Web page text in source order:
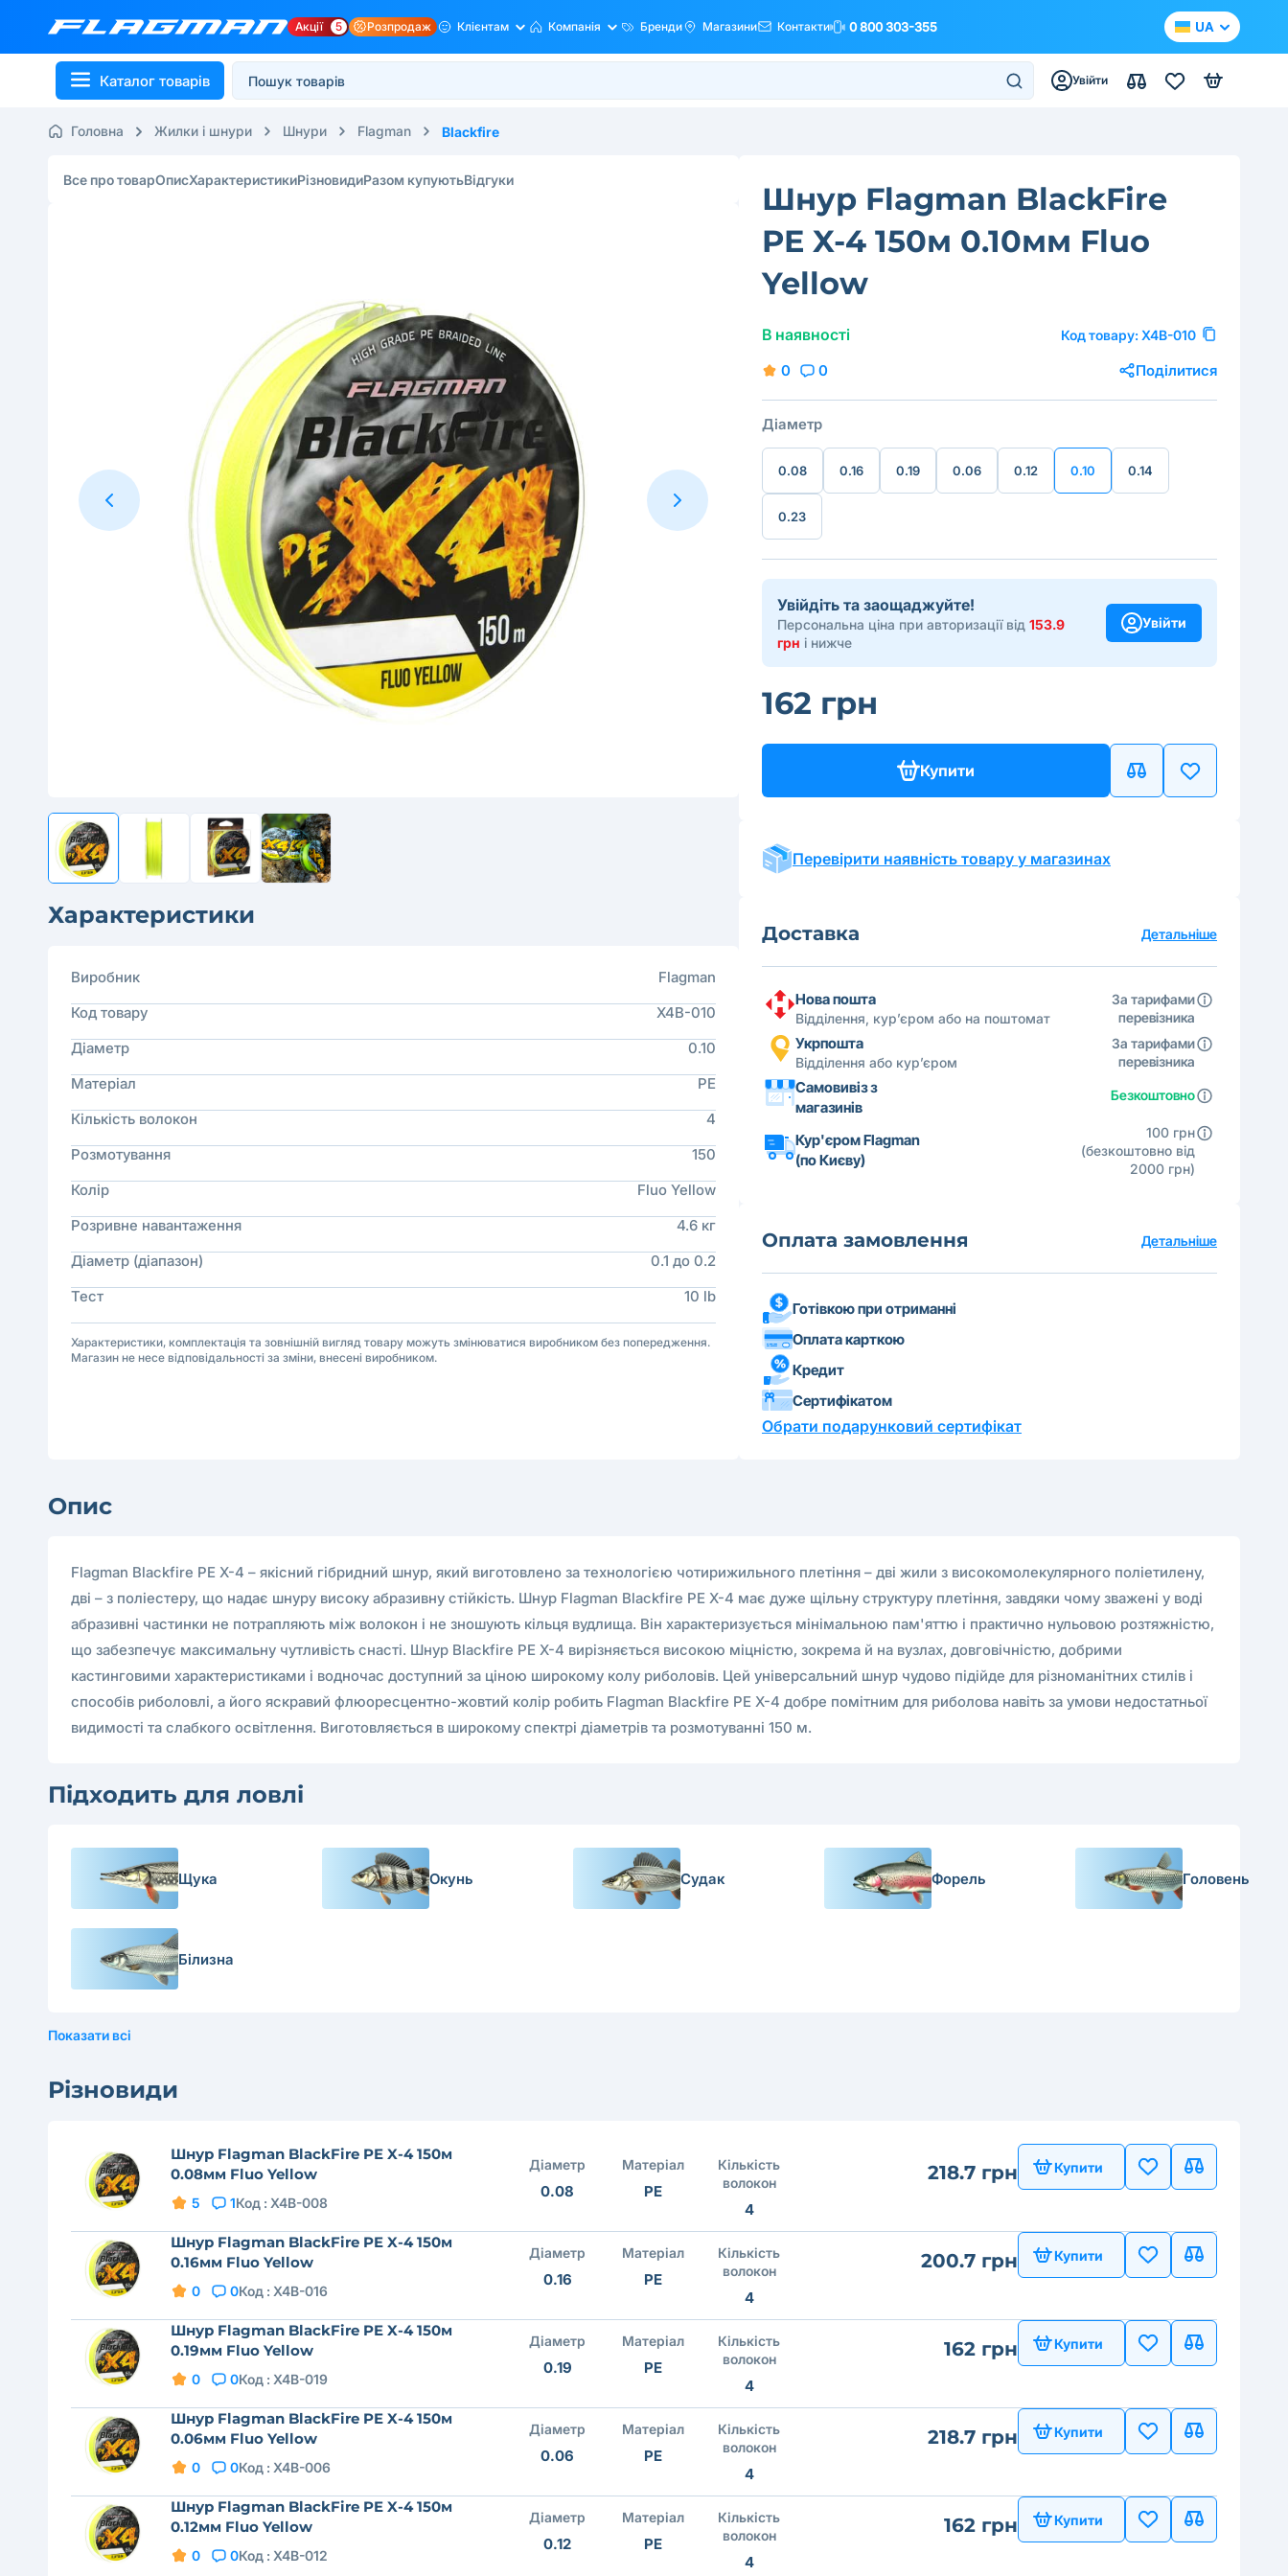
Акції 5 Розпродаж Клієнтам Компанія Бренди Магазини Контакти 0 800 303-355 UA
Каталог товарів Увійти
Головна Жилки і шнури Шнури Flagman Blackfire
Все про товарОписХарактеристикиРізновидиРазом купуютьВідгуки
Характеристики
Виробник
Flagman
Код товару
X4B-010
Діаметр
0.10
Матеріал
PE
Кількість волокон
4
Розмотування
150
Колір
Fluo Yellow
Розривне навантаження
4.6 кг
Діаметр (діапазон)
0.1 до 0.2
Тест
10 lb
Характеристики, комплектація та зовнішній вигляд товару можуть змінюватися виробником без попередження.
Магазин не несе відповідальності за зміни, внесені виробником.
Шнур Flagman BlackFire
PE X-4 150м 0.10мм Fluo
Yellow
В наявності Код товару: X4B-010
0 0 Поділитися
Діаметр
0.08 0.16 0.19 0.06 0.12 0.10 0.14
0.23
Увійдіть та заощаджуйте!
Персональна ціна при авторизації від 153.9
грн і нижче
Увійти
162 грн
Купити
Перевірити наявність товару у магазинах
Доставка Детальніше
Нова пошта
Відділення, кур’єром або на поштомат
За тарифами
перевізника
Укрпошта
Відділення або кур’єром
За тарифами
перевізника
Самовивіз з
магазинів
Безкоштовно
Кур'єром Flagman
(по Києву)
100 грн
(безкоштовно від
2000 грн)
Оплата замовлення Детальніше
Готівкою при отриманні
Оплата карткою
Кредит
Сертифікатом
Обрати подарунковий сертифікат
Опис
Flagman Blackfire PE X-4 – якісний гібридний шнур, який виготовлено за технологією чотирижильного плетіння – дві жили з високомолекулярного поліетилену,
дві – з поліестеру, що надає шнуру високу абразивну стійкість. Шнур Flagman Blackfire PE X-4 має дуже щільну структуру плетіння, завдяки чому зважені у воді
абразивні частинки не потрапляють між волокон і не зношують кільця вудлища. Він характеризується мінімальною пам'яттю і практично нульовою розтяжністю,
що забезпечує максимальну чутливість снасті. Шнур Blackfire PE X-4 вирізняється високою міцністю, зокрема й на вузлах, довговічністю, добрими
кастинговими характеристиками і водночас доступний за ціною широкому колу риболовів. Цей універсальний шнур чудово підійде для різноманітних стилів і
способів риболовлі, а його яскравий флюоресцентно-жовтий колір робить Flagman Blackfire PE X-4 добре помітним для риболова навіть за умови недостатньої
видимості та слабкого освітлення. Виготовляється в широкому спектрі діаметрів та розмотуванні 150 м.
Підходить для ловлі
Щука Окунь Судак Форель Головень
Білизна
Показати всі
Різновиди
Шнур Flagman BlackFire PE X-4 150м
0.08мм Fluo Yellow
5 1Код : X4B-008
Діаметр
0.08
Матеріал
PE
Кількість
волокон
4
218.7 грн Купити
Шнур Flagman BlackFire PE X-4 150м
0.16мм Fluo Yellow
0 0Код : X4B-016
Діаметр
0.16
Матеріал
PE
Кількість
волокон
4
200.7 грн Купити
Шнур Flagman BlackFire PE X-4 150м
0.19мм Fluo Yellow
0 0Код : X4B-019
Діаметр
0.19
Матеріал
PE
Кількість
волокон
4
162 грн Купити
Шнур Flagman BlackFire PE X-4 150м
0.06мм Fluo Yellow
0 0Код : X4B-006
Діаметр
0.06
Матеріал
PE
Кількість
волокон
4
218.7 грн Купити
Шнур Flagman BlackFire PE X-4 150м
0.12мм Fluo Yellow
0 0Код : X4B-012
Діаметр
0.12
Матеріал
PE
Кількість
волокон
4
162 грн Купити